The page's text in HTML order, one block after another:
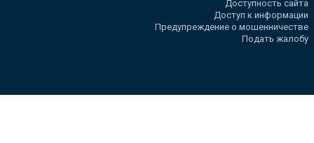
Доступность сайта
Доступ к информации
Предупреждение о мошенничестве
Подать жалобу